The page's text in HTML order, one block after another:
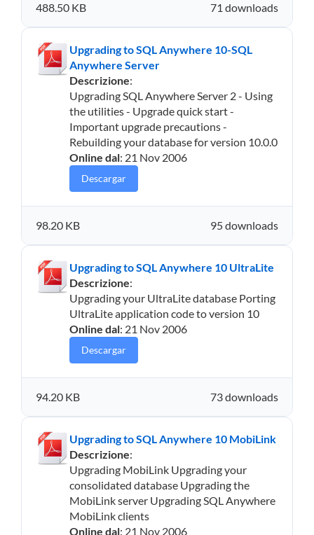
71 downloads
488.50 KB
Upgrading to SQL Anywhere 10-SQL
Anywhere Server
Descrizione:
Upgrading SQL Anywhere Server 2 - Using
the utilities - Upgrade quick start -
Important upgrade precautions -
Rebuilding your database for version 10.0.0
Online dal: 21 Nov 2006
Descargar
95 downloads
98.20 KB
Upgrading to SQL Anywhere 10 UltraLite
Descrizione:
Upgrading your UltraLite database Porting
UltraLite application code to version 10
Online dal: 21 Nov 2006
Descargar
73 downloads
94.20 KB
Upgrading to SQL Anywhere 10 MobiLink
Descrizione:
Upgrading MobiLink Upgrading your
consolidated database Upgrading the
MobiLink server Upgrading SQL Anywhere
MobiLink clients
Online dal: 21 Nov 2006